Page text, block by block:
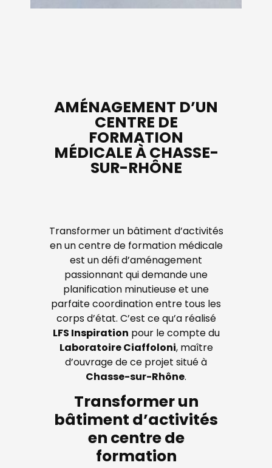
AMÉNAGEMENT D’UN
CENTRE DE
FORMATION
MÉDICALE À CHASSE-
SUR-RHÔNE
Transformer un bâtiment d’activités
en un centre de formation médicale
est un défi d’aménagement
passionnant qui demande une
planification minutieuse et une
parfaite coordination entre tous les
corps d’état. C’est ce qu’a réalisé
LFS Inspiration pour le compte du
Laboratoire Ciaffoloni, maître
d’ouvrage de ce projet situé à
Chasse-sur-Rhône.
Transformer un
bâtiment d’activités
en centre de
formation